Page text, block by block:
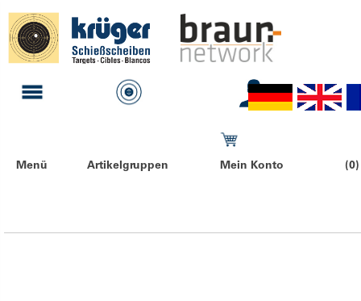
Menü Artikelgruppen Mein Konto